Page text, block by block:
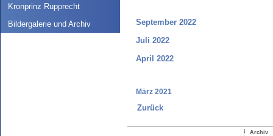
Kronprinz Rupprecht
Bildergalerie und Archiv
September 2022
Juli 2022
April 2022
März 2021
Zurück
Archiv